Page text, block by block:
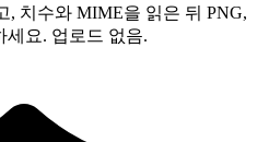
, 치수와 MIME을 읽은 뒤 PNG,
세요. 업로드 없음.